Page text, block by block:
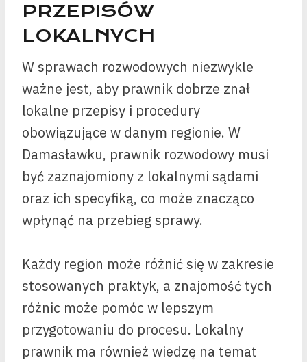
PRZEPISÓW
LOKALNYCH
W sprawach rozwodowych niezwykle
ważne jest, aby prawnik dobrze znał
lokalne przepisy i procedury
obowiązujące w danym regionie. W
Damasławku, prawnik rozwodowy musi
być zaznajomiony z lokalnymi sądami
oraz ich specyfiką, co może znacząco
wpłynąć na przebieg sprawy.
Każdy region może różnić się w zakresie
stosowanych praktyk, a znajomość tych
różnic może pomóc w lepszym
przygotowaniu do procesu. Lokalny
prawnik ma również wiedzę na temat